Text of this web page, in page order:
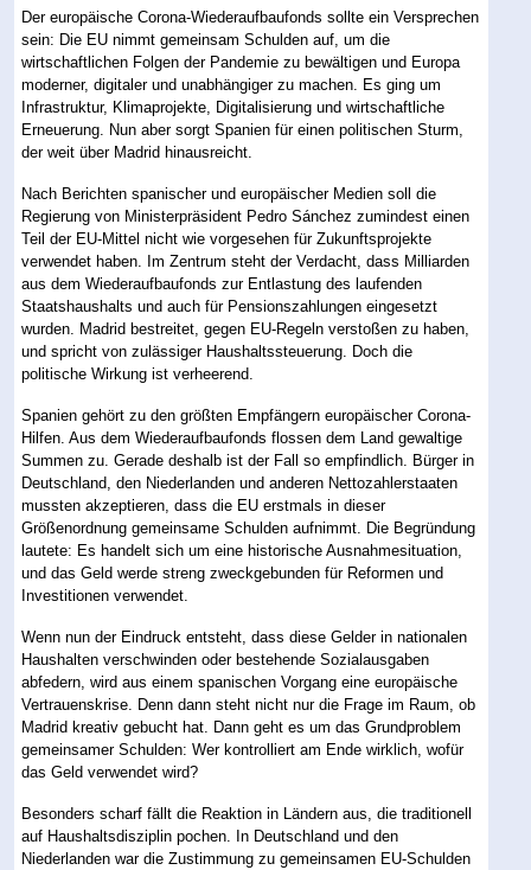
Der europäische Corona-Wiederaufbaufonds sollte ein Versprechen
sein: Die EU nimmt gemeinsam Schulden auf, um die
wirtschaftlichen Folgen der Pandemie zu bewältigen und Europa
moderner, digitaler und unabhängiger zu machen. Es ging um
Infrastruktur, Klimaprojekte, Digitalisierung und wirtschaftliche
Erneuerung. Nun aber sorgt Spanien für einen politischen Sturm,
der weit über Madrid hinausreicht.
Nach Berichten spanischer und europäischer Medien soll die
Regierung von Ministerpräsident Pedro Sánchez zumindest einen
Teil der EU-Mittel nicht wie vorgesehen für Zukunftsprojekte
verwendet haben. Im Zentrum steht der Verdacht, dass Milliarden
aus dem Wiederaufbaufonds zur Entlastung des laufenden
Staatshaushalts und auch für Pensionszahlungen eingesetzt
wurden. Madrid bestreitet, gegen EU-Regeln verstoßen zu haben,
und spricht von zulässiger Haushaltssteuerung. Doch die
politische Wirkung ist verheerend.
Spanien gehört zu den größten Empfängern europäischer Corona-
Hilfen. Aus dem Wiederaufbaufonds flossen dem Land gewaltige
Summen zu. Gerade deshalb ist der Fall so empfindlich. Bürger in
Deutschland, den Niederlanden und anderen Nettozahlerstaaten
mussten akzeptieren, dass die EU erstmals in dieser
Größenordnung gemeinsame Schulden aufnimmt. Die Begründung
lautete: Es handelt sich um eine historische Ausnahmesituation,
und das Geld werde streng zweckgebunden für Reformen und
Investitionen verwendet.
Wenn nun der Eindruck entsteht, dass diese Gelder in nationalen
Haushalten verschwinden oder bestehende Sozialausgaben
abfedern, wird aus einem spanischen Vorgang eine europäische
Vertrauenskrise. Denn dann steht nicht nur die Frage im Raum, ob
Madrid kreativ gebucht hat. Dann geht es um das Grundproblem
gemeinsamer Schulden: Wer kontrolliert am Ende wirklich, wofür
das Geld verwendet wird?
Besonders scharf fällt die Reaktion in Ländern aus, die traditionell
auf Haushaltsdisziplin pochen. In Deutschland und den
Niederlanden war die Zustimmung zu gemeinsamen EU-Schulden